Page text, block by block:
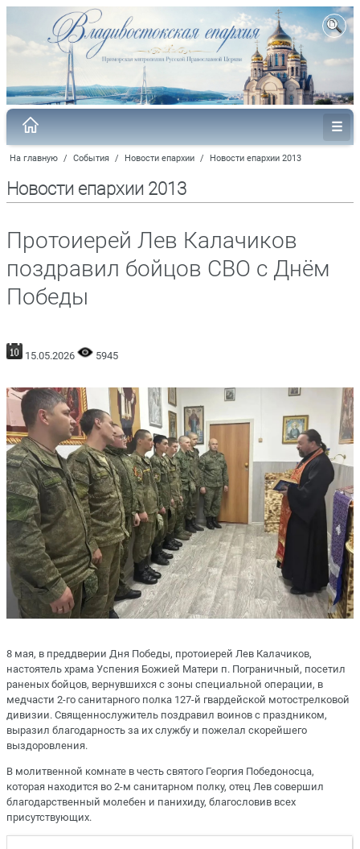
На главную / События / Новости епархии / Новости епархии 2013
Новости епархии 2013
Протоиерей Лев Калачиков
поздравил бойцов СВО с Днём
Победы
15.05.2026 5945
8 мая, в преддверии Дня Победы, протоиерей Лев Калачиков,
настоятель храма Успения Божией Матери п. Пограничный, посетил
раненых бойцов, вернувшихся с зоны специальной операции, в
медчасти 2-го санитарного полка 127-й гвардейской мотострелковой
дивизии. Священнослужитель поздравил воинов с праздником,
выразил благодарность за их службу и пожелал скорейшего
выздоровления.
В молитвенной комнате в честь святого Георгия Победоносца,
которая находится во 2-м санитарном полку, отец Лев совершил
благодарственный молебен и панихиду, благословив всех
присутствующих.